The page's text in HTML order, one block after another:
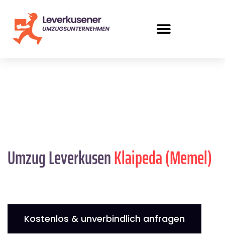
Umzug LeverkusenKlaipeda (Memel)
Kostenlos & unverbindlich anfragen